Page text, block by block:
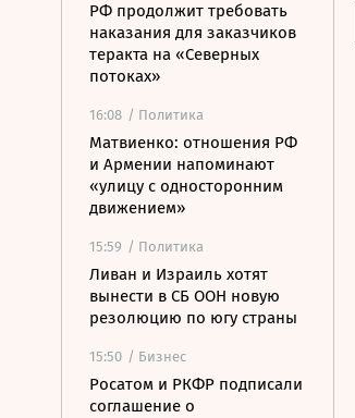
РФ продолжит требовать
наказания для заказчиков
теракта на «Северных
потоках»
16:08 / Политика
Матвиенко: отношения РФ
и Армении напоминают
«улицу с односторонним
движением»
15:59 / Политика
Ливан и Израиль хотят
вынести в СБ ООН новую
резолюцию по югу страны
15:50 / Бизнес
Росатом и РКФР подписали
соглашение о